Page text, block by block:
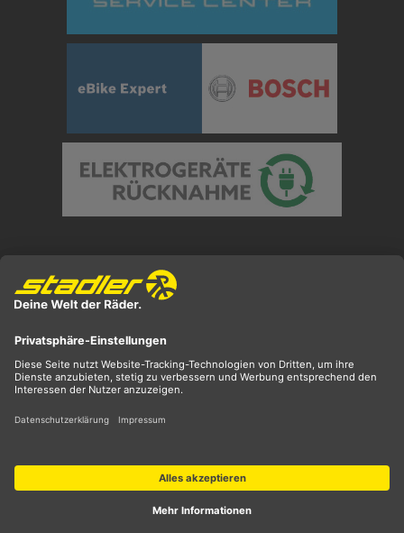
** ehemaliger UVP
*** Preis entspricht unserem Markteinführungspreis